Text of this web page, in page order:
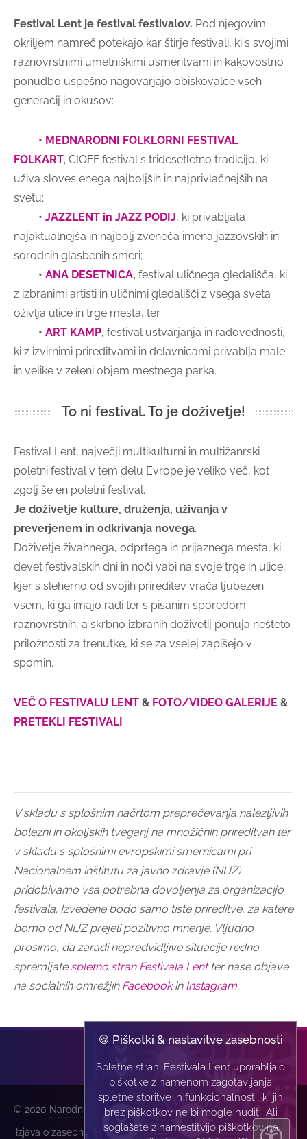
Festival Lent je festival festivalov. Pod njegovim
okriljem namreč potekajo kar štirje festivali, ki s svojimi
raznovrstnimi umetniškimi usmeritvami in kakovostno
ponudbo uspešno nagovarjajo obiskovalce vseh
generacij in okusov:
• MEDNARODNI FOLKLORNI FESTIVAL
FOLKART, CIOFF festival s tridesetletno tradicijo, ki
uživa sloves enega najboljših in najprivlačnejših na
svetu;
• JAZZLENT in JAZZ PODIJ, ki privabljata
najaktualnejša in najbolj zveneča imena jazzovskih in
sorodnih glasbenih smeri;
• ANA DESETNICA, festival uličnega gledališča, ki
z izbranimi artisti in uličnimi gledališči z vsega sveta
oživlja ulice in trge mesta, ter
• ART KAMP, festival ustvarjanja in radovednosti,
ki z izvirnimi prireditvami in delavnicami privablja male
in velike v zeleni objem mestnega parka.
To ni festival. To je doživetje!
Festival Lent, največji multikulturni in multižanrski
poletni festival v tem delu Evrope je veliko več, kot
zgolj še en poletni festival.
Je doživetje kulture, druženja, uživanja v
preverjenem in odkrivanja novega.
Doživetje živahnega, odprtega in prijaznega mesta, ki
devet festivalskih dni in noči vabi na svoje trge in ulice,
kjer s sleherno od svojih prireditev vrača ljubezen
vsem, ki ga imajo radi ter s pisanim sporedom
raznovrstnih, a skrbno izbranih doživetij ponuja nešteto
priložnosti za trenutke, ki se za vselej zapišejo v
spomin.
VEČ O FESTIVALU LENT ​​​​​​​ & FOTO/VIDEO GALERIJE &
PRETEKLI FESTIVALI
V skladu s splošnim načrtom preprečevanja nalezljivih
bolezni in okoljskih tveganj na množičnih prireditvah ter
v skladu s splošnimi evropskimi smernicami pri
Nacionalnem inštitutu za javno zdravje (NIJZ)
pridobivamo vsa potrebna dovoljenja za organizacijo
festivala. Izvedene bodo samo tiste prireditve, za katere
bomo od NIJZ prejeli pozitivno mnenje. Vljudno
prosimo, da zaradi nepredvidljive situacije redno
spremljate spletno stran Festivala Lentter naše objave
na socialnih omrežjih Facebookin Instagram.
© 2020 Narodni dom Maribor| Vse pravice pridržane |
Izjava o zasebnosti |Izvedba:
🍪 Piškotki & nastavitve zasebnosti
Spletne strani Festivala Lent uporabljajo
piškotke z namenom zagotavljanja
spletne storitve in funkcionalnosti, ki jih
brez piškotkov ne bi mogle nuditi. Ali
soglašate z namestitvijo piškotkov na